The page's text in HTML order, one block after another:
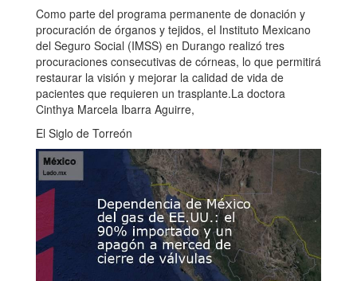
Como parte del programa permanente de donación y
procuración de órganos y tejidos, el Instituto Mexicano
del Seguro Social (IMSS) en Durango realizó tres
procuraciones consecutivas de córneas, lo que permitirá
restaurar la visión y mejorar la calidad de vida de
pacientes que requieren un trasplante.La doctora
Cinthya Marcela Ibarra Aguirre,
El Siglo de Torreón